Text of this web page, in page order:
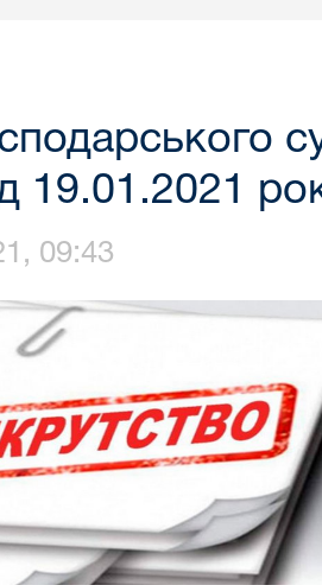
19.01.2021
09:43